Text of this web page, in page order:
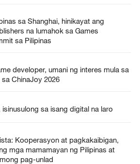
sa Shanghai, hinikayat ang
na lumahok sa Games
sa Pilipinas
developer, umani ng interes mula sa
ChinaJoy 2026
isinusulong sa isang digital na laro
Kooperasyon at pagkakaibigan,
mga mamamayan ng Pilipinas at
pag-unlad